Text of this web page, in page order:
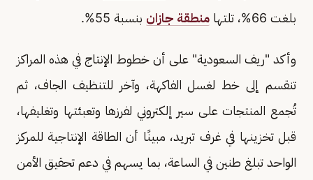
بلغت 66%، تلتها
منطقة جازان بنسبة 55%.
وأكد "ريف السعودية" على أن خطوط الإنتاج في هذه المراكز
تنقسم إلى خط لغسل الفاكهة، وآخر للتنظيف الجاف، ثم
تُجمع المنتجات على سير إلكتروني لفرزها وتعبئتها وتغليفها،
قبل تخزينها في غرف تبريد، مبينًا أن الطاقة الإنتاجية للمركز
الواحد تبلغ طنين في الساعة، بما يسهم في دعم تحقيق الأمن